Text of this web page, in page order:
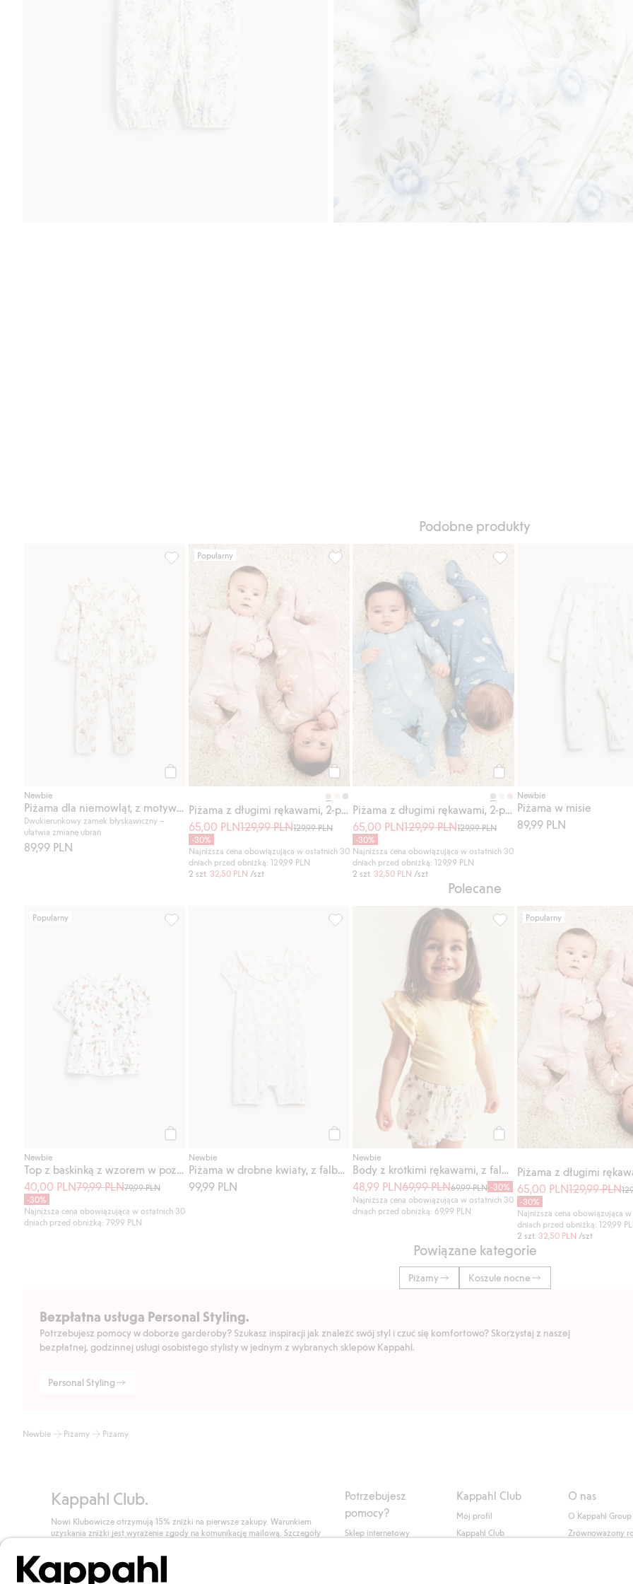
Kup
Podobne produkty
Newbie
Piżama dla niemowląt, z motywem zwierząt
Dwukierunkowy zamek błyskawiczny –
ułatwia zmianę ubrań
89,99 PLN
Piżama dla niemowląt, z motywem zwierząt, Dodaj do listy ulubione
Popularny
Kup
Piżama z długimi rękawami, 2-pak
65,00 PLN129,99 PLN129,99 PLN
-30%
Najniższa cena obowiązująca w ostatnich 30
dniach przed obniżką: 129,99 PLN
2 szt. 32,50 PLN /szt
Piżama z długimi rękawami, 2-pak, Dodaj do listy ulubione
Kup
Piżama z długimi rękawami, 2-pak
65,00 PLN129,99 PLN129,99 PLN
-30%
Najniższa cena obowiązująca w ostatnich 30
dniach przed obniżką: 129,99 PLN
2 szt. 32,50 PLN /szt
Piżama z długimi
Newbie
Piżama w misie
89,99 PLN
Polecane
Popularny
Newbie
Top z baskinką z wzorem w poziomki
40,00 PLN79,99 PLN79,99 PLN
-30%
Najniższa cena obowiązująca w ostatnich 30
dniach przed obniżką: 79,99 PLN
Top z baskinką z wzorem w poziomki, Dodaj do listy ulubione
Newbie
Piżama w drobne kwiaty, z falbanami
99,99 PLN
Piżama w drobne kwiaty, z falbanami, Dodaj do listy ulubione
Newbie
Body z krótkimi rękawami, z falbanami
48,99 PLN69,99 PLN69,99 PLN -30%
Najniższa cena obowiązująca w ostatnich 30
dniach przed obniżką: 69,99 PLN
Body z krótkimi rękawami, z
Popularny
65,00 PLN129,99 PLN
-30%
Najniższa cena obowiązująca
dniach przed obniżką: 129,99
2 szt. 32,50 PLN /szt
Powiązane kategorie
Piżamy Koszule nocne
Bezpłatna usługa Personal Styling.
Potrzebujesz pomocy w doborze garderoby? Szukasz inspiracji jak znaleźć swój styl i czuć się komfortowo? Skorzystaj z naszej
bezpłatnej, godzinnej usługi osobistego stylisty w jednym z wybranych sklepów Kappahl.
Personal Styling
Newbie Piżamy Piżamy
Kappahl Club.
Nowi Klubowicze otrzymują 15% zniżki na pierwsze zakupy. Warunkiem
uzyskania zniżki jest wyrażenie zgody na komunikację mailową. Szczegóły
Dołącz do Klubu!
Potrzebujesz
pomocy?
Sklep internetowy
Kappahl Club
Mój profil
Kappahl Club
O nas
O Kappahl Group
Zrównoważony